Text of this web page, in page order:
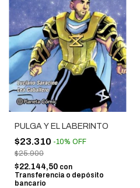
PULGA Y EL LABERINTO
$23.310 -10% OFF
$25.900
$22.144,50 con
Transferencia o depósito
bancario